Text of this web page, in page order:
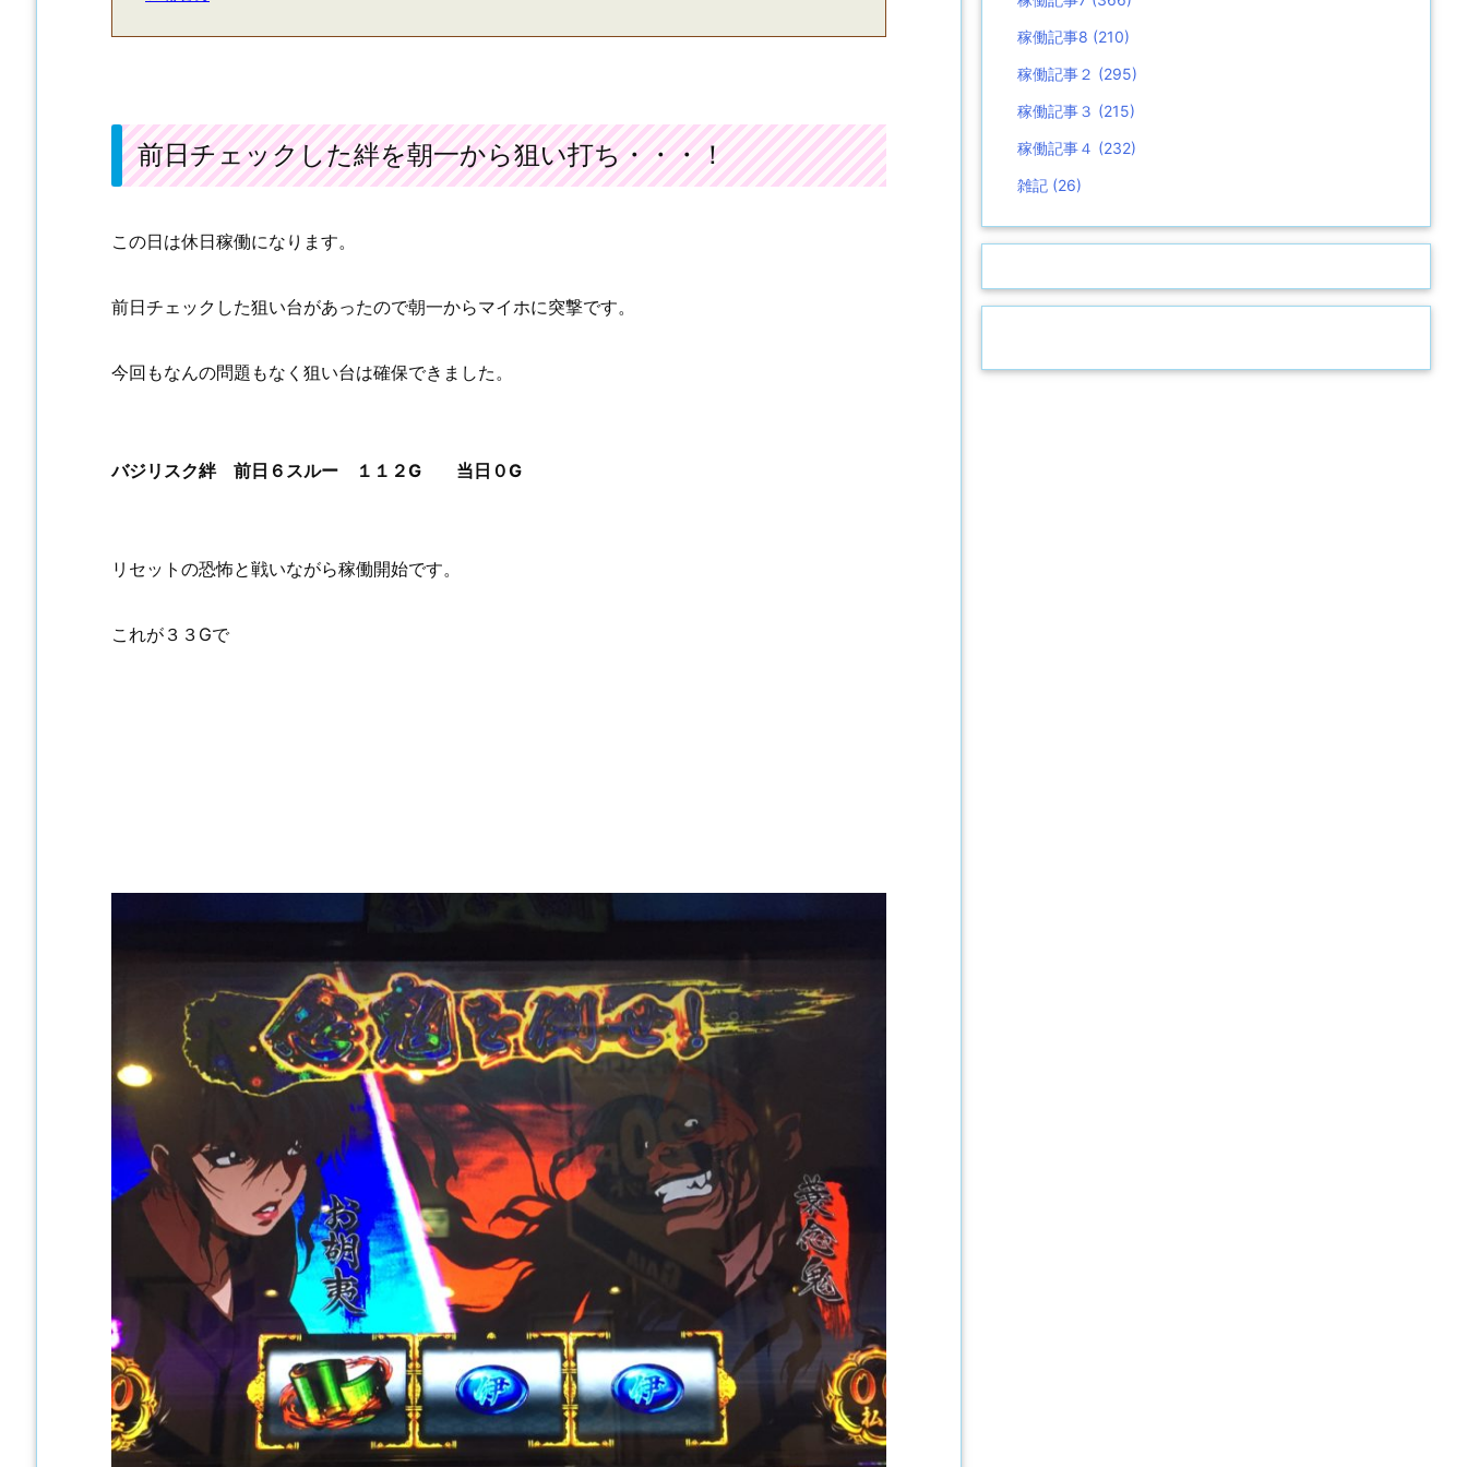
前日チェックした絆を朝一から狙い打ち・・・！
この日は休日稼働になります。
前日チェックした狙い台があったので朝一からマイホに突撃です。
今回もなんの問題もなく狙い台は確保できました。
バジリスク絆 前日６スルー １１２G 当日０G
リセットの恐怖と戦いながら稼働開始です。
これが３３Gで
稼働記事8 (210)
稼働記事２ (295)
稼働記事３ (215)
稼働記事４ (232)
雑記 (26)